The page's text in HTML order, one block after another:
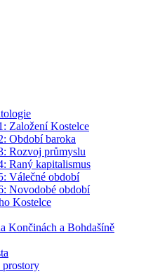
Založení Kostelce
Období baroka
Rozvoj průmyslu
Raný kapitalismus
Válečné období
Novodobé období
Kostelce
Končinách a Bohdašíně
prostory